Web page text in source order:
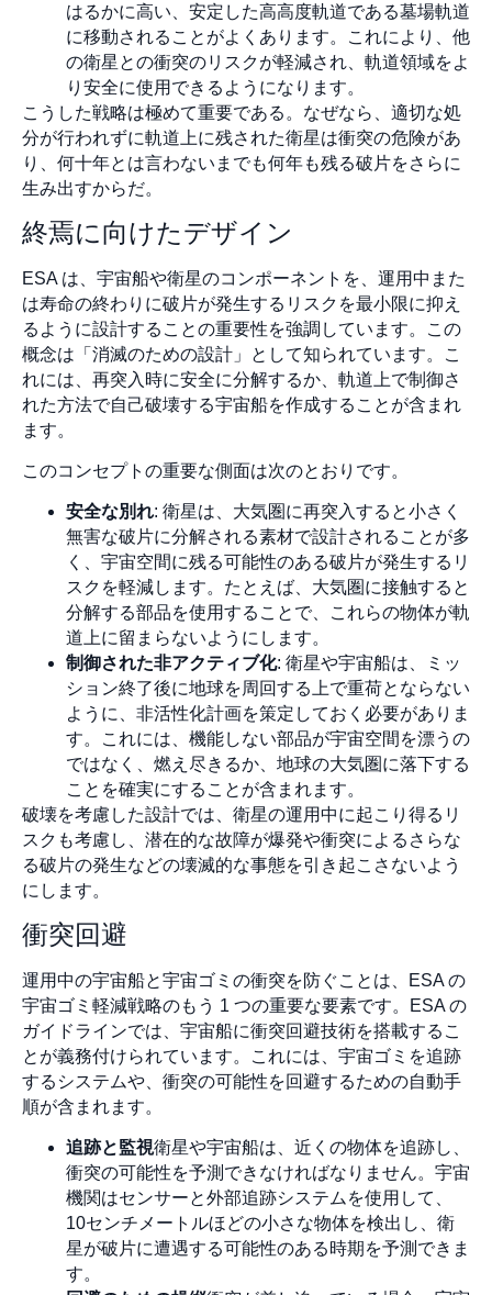
はるかに高い、安定した高高度軌道である墓場軌道
に移動されることがよくあります。これにより、他
の衛星との衝突のリスクが軽減され、軌道領域をよ
り安全に使用できるようになります。
こうした戦略は極めて重要である。なぜなら、適切な処
分が行われずに軌道上に残された衛星は衝突の危険があ
り、何十年とは言わないまでも何年も残る破片をさらに
生み出すからだ。
終焉に向けたデザイン
ESA は、宇宙船や衛星のコンポーネントを、運用中また
は寿命の終わりに破片が発生するリスクを最小限に抑え
るように設計することの重要性を強調しています。この
概念は「消滅のための設計」として知られています。こ
れには、再突入時に安全に分解するか、軌道上で制御さ
れた方法で自己破壊する宇宙船を作成することが含まれ
ます。
このコンセプトの重要な側面は次のとおりです。
安全な別れ: 衛星は、大気圏に再突入すると小さく
無害な破片に分解される素材で設計されることが多
く、宇宙空間に残る可能性のある破片が発生するリ
スクを軽減します。たとえば、大気圏に接触すると
分解する部品を使用することで、これらの物体が軌
道上に留まらないようにします。
制御された非アクティブ化: 衛星や宇宙船は、ミッ
ション終了後に地球を周回する上で重荷とならない
ように、非活性化計画を策定しておく必要がありま
す。これには、機能しない部品が宇宙空間を漂うの
ではなく、燃え尽きるか、地球の大気圏に落下する
ことを確実にすることが含まれます。
破壊を考慮した設計では、衛星の運用中に起こり得るリ
スクも考慮し、潜在的な故障が爆発や衝突によるさらな
る破片の発生などの壊滅的な事態を引き起こさないよう
にします。
衝突回避
運用中の宇宙船と宇宙ゴミの衝突を防ぐことは、ESA の
宇宙ゴミ軽減戦略のもう 1 つの重要な要素です。ESA の
ガイドラインでは、宇宙船に衝突回避技術を搭載するこ
とが義務付けられています。これには、宇宙ゴミを追跡
するシステムや、衝突の可能性を回避するための自動手
順が含まれます。
追跡と監視衛星や宇宙船は、近くの物体を追跡し、
衝突の可能性を予測できなければなりません。宇宙
機関はセンサーと外部追跡システムを使用して、
10センチメートルほどの小さな物体を検出し、衛
星が破片に遭遇する可能性のある時期を予測できま
す。